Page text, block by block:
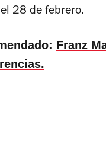
28 de febrero.
Franz